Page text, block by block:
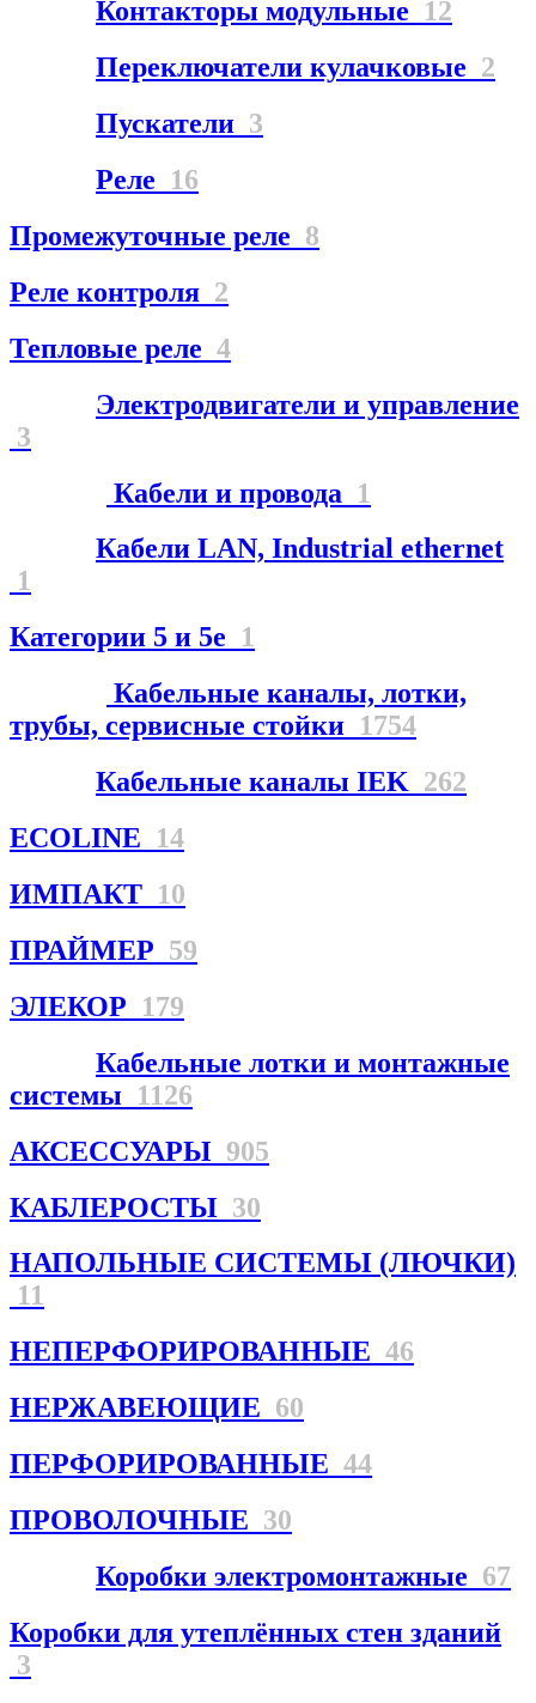
Контакторы модульные 12
Переключатели кулачковые 2
Пускатели 3
Реле 16
Промежуточные реле 8
Реле контроля 2
Тепловые реле 4
Электродвигатели и управление
3
Кабели и провода 1
Кабели LAN, Industrial ethernet
1
Категории 5 и 5е 1
Кабельные каналы, лотки,
трубы, сервисные стойки 1754
Кабельные каналы IEK 262
ECOLINE 14
ИМПАКТ 10
ПРАЙМЕР 59
ЭЛЕКОР 179
Кабельные лотки и монтажные
системы 1126
АКСЕССУАРЫ 905
КАБЛЕРОСТЫ 30
НАПОЛЬНЫЕ СИСТЕМЫ (ЛЮЧКИ)
11
НЕПЕРФОРИРОВАННЫЕ 46
НЕРЖАВЕЮЩИЕ 60
ПЕРФОРИРОВАННЫЕ 44
ПРОВОЛОЧНЫЕ 30
Коробки электромонтажные 67
Коробки для утеплённых стен зданий
3